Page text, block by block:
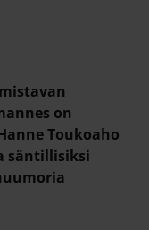
on
Toukoaho
säntillisiksi